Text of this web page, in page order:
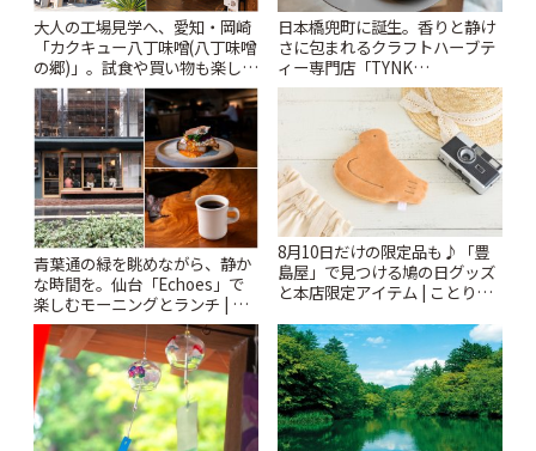
大人の工場見学へ、愛知・岡崎
「カクキュー八丁味噌(八丁味噌
の郷)」。試食や買い物も楽しみ
♪ | ことりっぷ
日本橋兜町に誕生。香りと静け
さに包まれるクラフトハーブテ
ィー専門店「TYNK
Kabutocho」 | ことりっぷ
青葉通の緑を眺めながら、静か
な時間を。仙台「Echoes」で
楽しむモーニングとランチ | こ
とりっぷ
8月10日だけの限定品も♪「豊
島屋」で見つける鳩の日グッズ
と本店限定アイテム | ことりっ